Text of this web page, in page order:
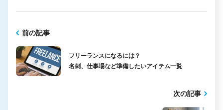
前の記事
フリーランスになるには？
名刺、仕事場など準備したいアイテム一覧
次の記事